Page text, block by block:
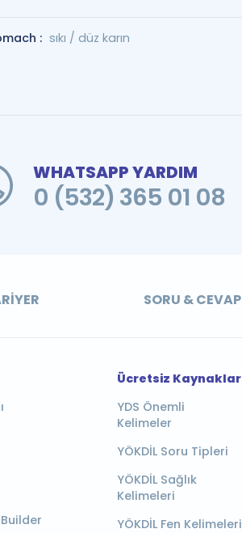
: sıkı / düz karın
WHATSAPP YARDIM
0 (532) 365 01 08
SORU & CEVAP
Ücretsiz Kaynaklar
YDS Önemli
Kelimeler
YÖKDİL Soru Tipleri
YÖKDİL Sağlık
Kelimeleri
YÖKDİL Fen Kelimeleri